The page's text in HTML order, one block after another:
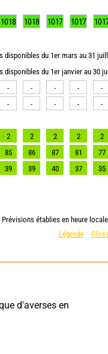
1018 1018 1017 1017
disponibles du 1er mars au 31
disponibles du 1er janvier au 30
- - - - -
- - - - -
2 2 2 2 2
85 86 87 81 77
39 39 40 37 35
Prévisions établies en heure
Légende
d'averses en